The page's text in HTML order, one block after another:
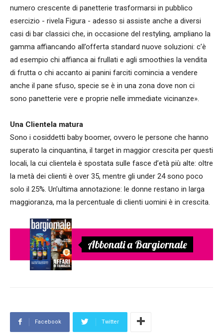
numero crescente di panetterie trasformarsi in pubblico
esercizio - rivela Figura - adesso si assiste anche a diversi
casi di bar classici che, in occasione del restyling, ampliano la
gamma affiancando all’offerta standard nuove soluzioni: c’è
ad esempio chi affianca ai frullati e agli smoothies la vendita
di frutta o chi accanto ai panini farciti comincia a vendere
anche il pane sfuso, specie se è in una zona dove non ci
sono panetterie vere e proprie nelle immediate vicinanze».
Una Clientela matura
Sono i cosiddetti baby boomer, ovvero le persone che hanno
superato la cinquantina, il target in maggior crescita per questi
locali, la cui clientela è spostata sulle fasce d’età più alte: oltre
la metà dei clienti è over 35, mentre gli under 24 sono poco
solo il 25%. Un’ultima annotazione: le donne restano in larga
maggioranza, ma la percentuale di clienti uomini è in crescita.
Abbonati a Bargiornale
Facebook Twitter